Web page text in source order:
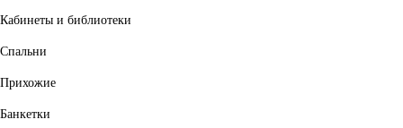
Кабинеты и библиотеки
Спальни
Прихожие
Банкетки